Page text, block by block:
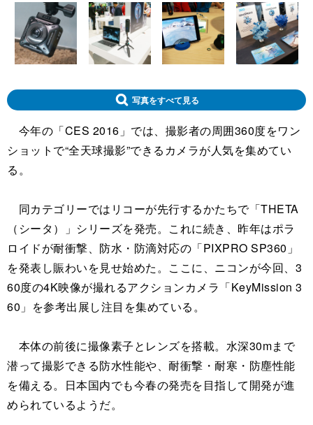
写真をすべて見る
今年の「CES 2016」では、撮影者の周囲360度をワン
ショットで“全天球撮影”できるカメラが人気を集めてい
る。
同カテゴリーではリコーが先行するかたちで「THETA
（シータ）」シリーズを発売。これに続き、昨年はポラ
ロイドが耐衝撃、防水・防滴対応の「PIXPRO SP360」
を発表し賑わいを見せ始めた。ここに、ニコンが今回、3
60度の4K映像が撮れるアクションカメラ「KeyMission 3
60」を参考出展し注目を集めている。
本体の前後に撮像素子とレンズを搭載。水深30mまで
潜って撮影できる防水性能や、耐衝撃・耐寒・防塵性能
を備える。日本国内でも今春の発売を目指して開発が進
められているようだ。